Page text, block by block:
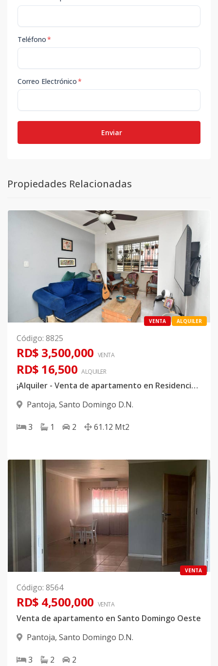
Teléfono*
Correo Electrónico*
Enviar
Propiedades Relacionadas
VENTA ALQUILER
Código: 8825
RD$ 3,500,000 VENTA
RD$ 16,500 ALQUILER
¡Alquiler - Venta de apartamento en Residencial Carmen Renata!
Pantoja, Santo Domingo D.N.
3 1 2 61.12 Mt2
VENTA
Código: 8564
RD$ 4,500,000 VENTA
Venta de apartamento en Santo Domingo Oeste
Pantoja, Santo Domingo D.N.
3 2 2